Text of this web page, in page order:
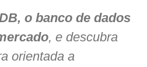
o banco de dados
, e descubra
orientada a